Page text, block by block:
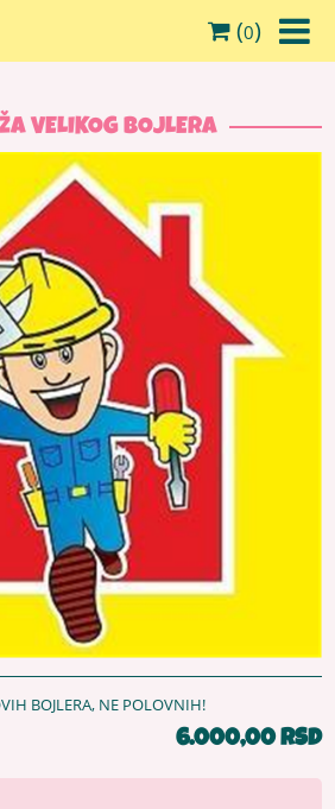
(0)
VELIKOG BOJLERA
BOJLERA, NE POLOVNIH!
6.000,00 RSD